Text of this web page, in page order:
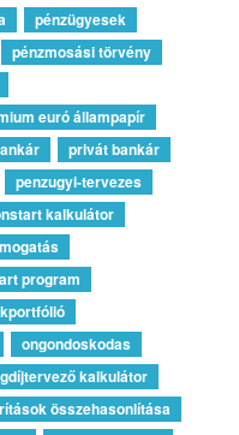
pénzügyesek
pénzmosási törvény
euró állampapír
privát bankár
penzugyi-tervezes
kalkulátor
program
ongondoskodas
kalkulátor
összehasonlítása